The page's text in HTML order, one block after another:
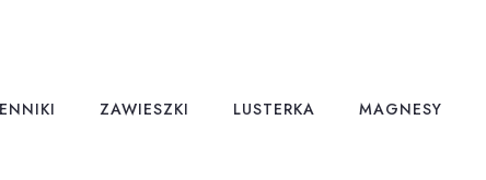
ZAWIESZKI LUSTERKA MAGNESY